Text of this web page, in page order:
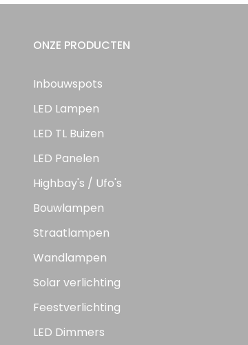
ONZE PRODUCTEN
Inbouwspots
LED Lampen
LED TL Buizen
LED Panelen
Highbay's / Ufo's
Bouwlampen
Straatlampen
Wandlampen
Solar verlichting
Feestverlichting
LED Dimmers